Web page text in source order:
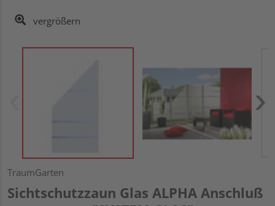
vergrößern
TraumGarten
Sichtschutzzaun Glas ALPHA Anschluß